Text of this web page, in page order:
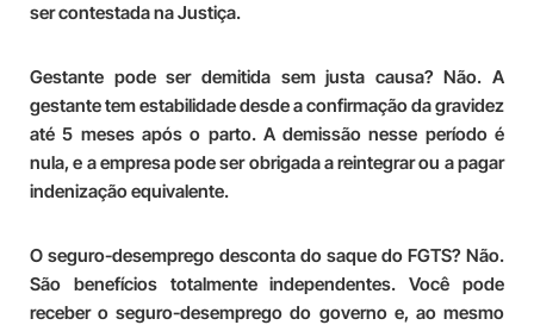
ser contestada na Justiça.
Gestante pode ser demitida sem justa causa?Não. A
gestante tem estabilidade desde a confirmação da gravidez
até 5 meses após o parto. A demissão nesse período é
nula, e a empresa pode ser obrigada a reintegrar ou a pagar
indenização equivalente.
O seguro-desemprego desconta do saque do FGTS? Não.
São benefícios totalmente independentes. Você pode
receber o seguro-desemprego do governo e, ao mesmo